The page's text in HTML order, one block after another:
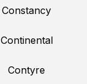
Constancy
Continental
Contyre